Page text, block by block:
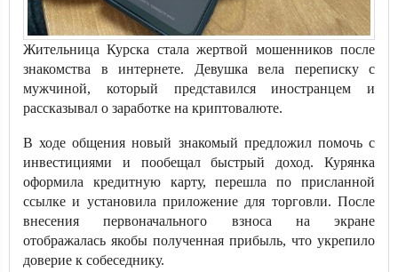
Жительница Курска стала жертвой мошенников после
знакомства в интернете. Девушка вела переписку с
мужчиной, который представился иностранцем и
рассказывал о заработке на криптовалюте.
В ходе общения новый знакомый предложил помочь с
инвестициями и пообещал быстрый доход. Курянка
оформила кредитную карту, перешла по присланной
ссылке и установила приложение для торговли. После
внесения первоначального взноса на экране
отображалась якобы полученная прибыль, что укрепило
доверие к собеседнику.